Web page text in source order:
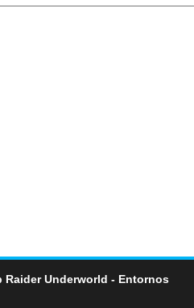
Raider Underworld - Entornos